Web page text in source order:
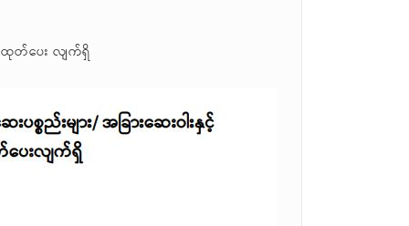
ထုတ်ပေး လျက်ရှိ